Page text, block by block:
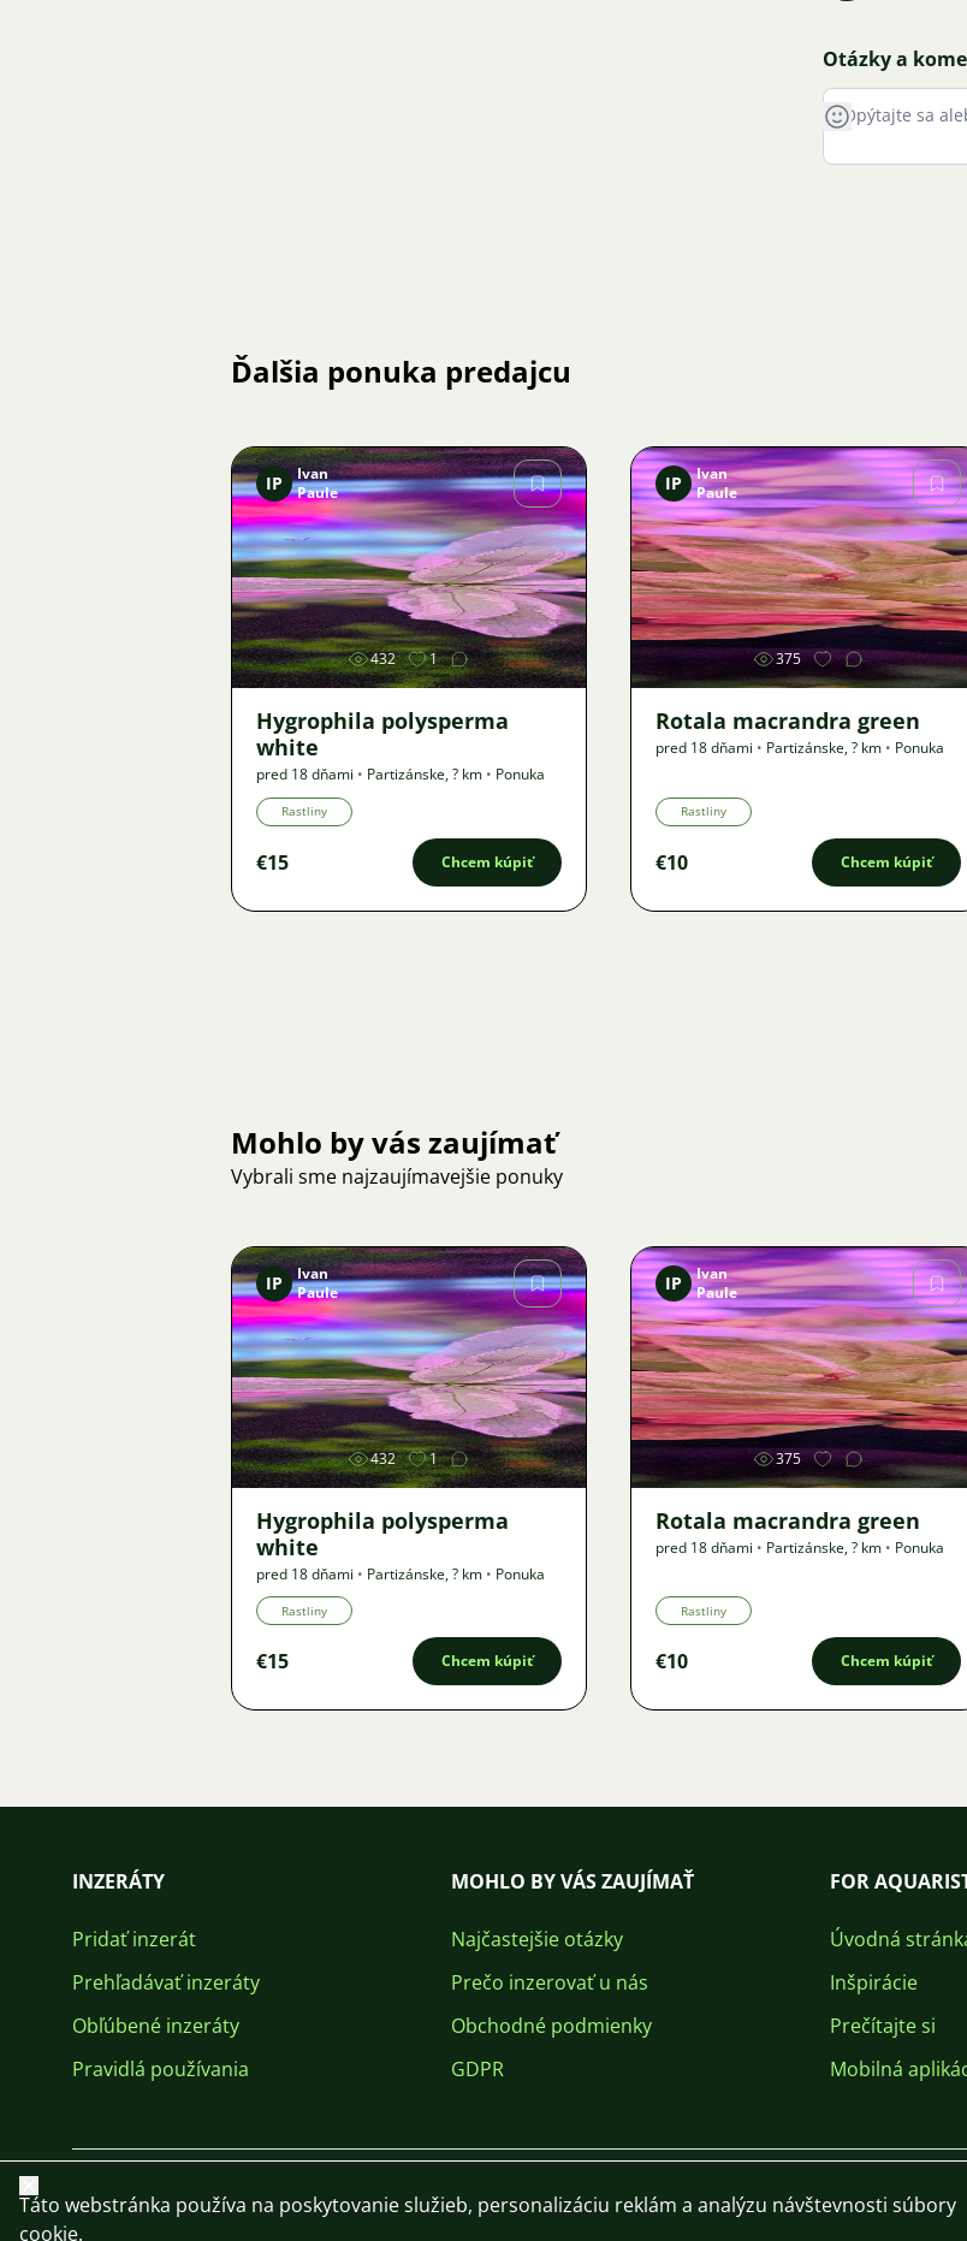
Otázky a
Ďalšia ponuka predajcu
Obrázok
IP
Ivan
Paule
432 1
Hygrophila polysperma
white
pred 18 dňami • Partizánske,? km • Ponuka
Rastliny
€15 Chcem kúpiť
Obrázok
IP
Ivan
Paule
375
Rotala macrandra green
pred 18 dňami • Partizánske,? km • Ponuka
Rastliny
€10 Chcem kúpiť
Mohlo by vás zaujímať
Vybrali sme najzaujímavejšie ponuky
Obrázok
IP
Ivan
Paule
432 1
Hygrophila polysperma
white
pred 18 dňami • Partizánske,? km • Ponuka
Rastliny
€15 Chcem kúpiť
Obrázok
IP
Ivan
Paule
375
Rotala macrandra green
pred 18 dňami • Partizánske,? km • Ponuka
Rastliny
€10 Chcem kúpiť
INZERÁTY
Pridať inzerát
Prehľadávať inzeráty
Obľúbené inzeráty
Pravidlá používania
MOHLO BY VÁS ZAUJÍMAŤ
Najčastejšie otázky
Prečo inzerovať u nás
Obchodné podmienky
GDPR
FOR
Úvodná
Inšpirácie
Prečítajte si
Mobilná
Zavrieť
Táto webstránka používa na poskytovanie služieb, personalizáciu reklám a analýzu návštevnosti súbory
cookie.